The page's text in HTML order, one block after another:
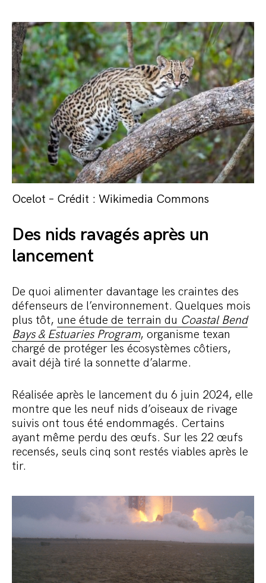
Ocelot – Crédit : Wikimedia Commons
Des nids ravagés après un
lancement
De quoi alimenter davantage les craintes des
défenseurs de l’environnement. Quelques mois
plus tôt, une étude de terrain du Coastal Bend
Bays & Estuaries Program, organisme texan
chargé de protéger les écosystèmes côtiers,
avait déjà tiré la sonnette d’alarme.
Réalisée après le lancement du 6 juin 2024, elle
montre que les neuf nids d’oiseaux de rivage
suivis ont tous été endommagés. Certains
ayant même perdu des œufs. Sur les 22 œufs
recensés, seuls cinq sont restés viables après le
tir.